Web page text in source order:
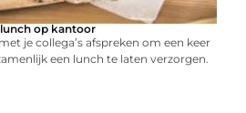
op kantoor
je collega’s afspreken om een keer
een lunch te laten verzorgen.